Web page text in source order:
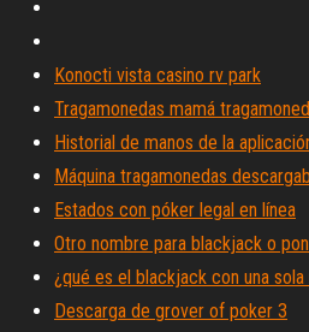
Konocti vista casino rv park
Tragamonedas mamá
Historial de manos de la
Máquina tragamonedas
Estados con póker legal en línea
Otro nombre para blackjack o
¿qué es el blackjack con una sola
Descarga de grover of poker 3